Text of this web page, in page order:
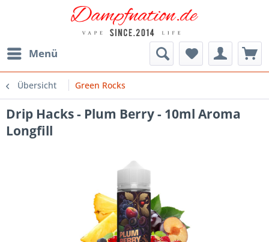
Menü
Übersicht Green Rocks
Drip Hacks - Plum Berry - 10ml Aroma
Longfill